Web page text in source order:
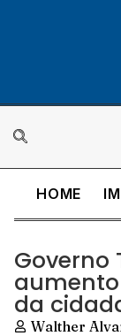
HOME
Governo
da
Walther